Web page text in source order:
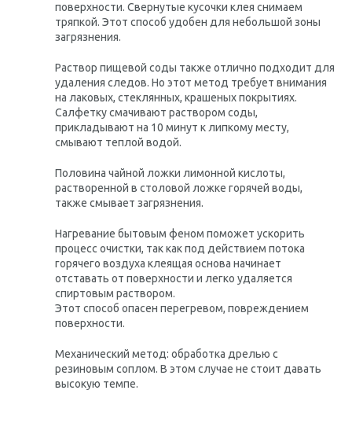
поверхности. Свернутые кусочки клея снимаем
тряпкой. Этот способ удобен для небольшой зоны
загрязнения.
Раствор пищевой соды также отлично подходит для
удаления следов. Но этот метод требует внимания
на лаковых, стеклянных, крашеных покрытиях.
Салфетку смачивают раствором соды,
прикладывают на 10 минут к липкому месту,
смывают теплой водой.
Половина чайной ложки лимонной кислоты,
растворенной в столовой ложке горячей воды,
также смывает загрязнения.
Нагревание бытовым феном поможет ускорить
процесс очистки, так как под действием потока
горячего воздуха клеящая основа начинает
отставать от поверхности и легко удаляется
спиртовым раствором.
Этот способ опасен перегревом, повреждением
поверхности.
Механический метод: обработка дрелью с
резиновым соплом. В этом случае не стоит давать
высокую темпе.